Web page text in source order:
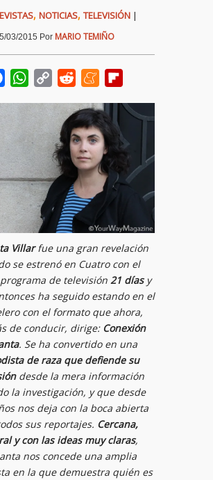
, NOTICIAS, TELEVISIÓN |
03/2015 Por MARIO TEMIÑO
FacebookWhatsApp
Copy
Reddit Meneame
Villarfue una gran revelación
se estrenó en Cuatro con el
de televisión 21 díasy
ha seguido estando en el
con el formato que ahora,
de conducir, dirige: Conexión
. Se ha convertido en una
de raza que defiende su
desde la mera información
la investigación, y que desde
nos deja con la boca abierta
sus reportajes. Cercana,
y con las ideas muy claras,
nos concede una amplia
en la que demuestra quién es